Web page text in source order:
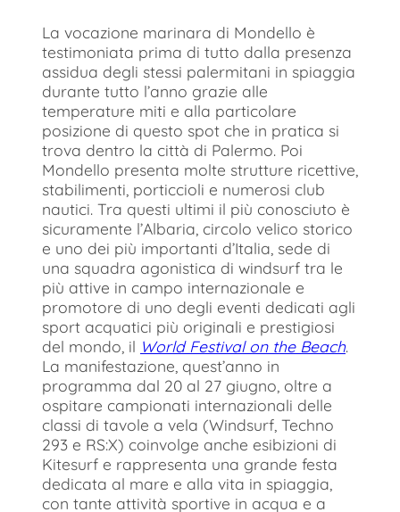
La vocazione marinara di Mondello è
testimoniata prima di tutto dalla presenza
assidua degli stessi palermitani in spiaggia
durante tutto l’anno grazie alle
temperature miti e alla particolare
posizione di questo spot che in pratica si
trova dentro la città di Palermo. Poi
Mondello presenta molte strutture ricettive,
stabilimenti, porticcioli e numerosi club
nautici. Tra questi ultimi il più conosciuto è
sicuramente l’Albaria, circolo velico storico
e uno dei più importanti d’Italia, sede di
una squadra agonistica di windsurf tra le
più attive in campo internazionale e
promotore di uno degli eventi dedicati agli
sport acquatici più originali e prestigiosi
del mondo, il World Festival on the Beach.
La manifestazione, quest’anno in
programma dal 20 al 27 giugno, oltre a
ospitare campionati internazionali delle
classi di tavole a vela (Windsurf, Techno
293 e RS:X) coinvolge anche esibizioni di
Kitesurf e rappresenta una grande festa
dedicata al mare e alla vita in spiaggia,
con tante attività sportive in acqua e a